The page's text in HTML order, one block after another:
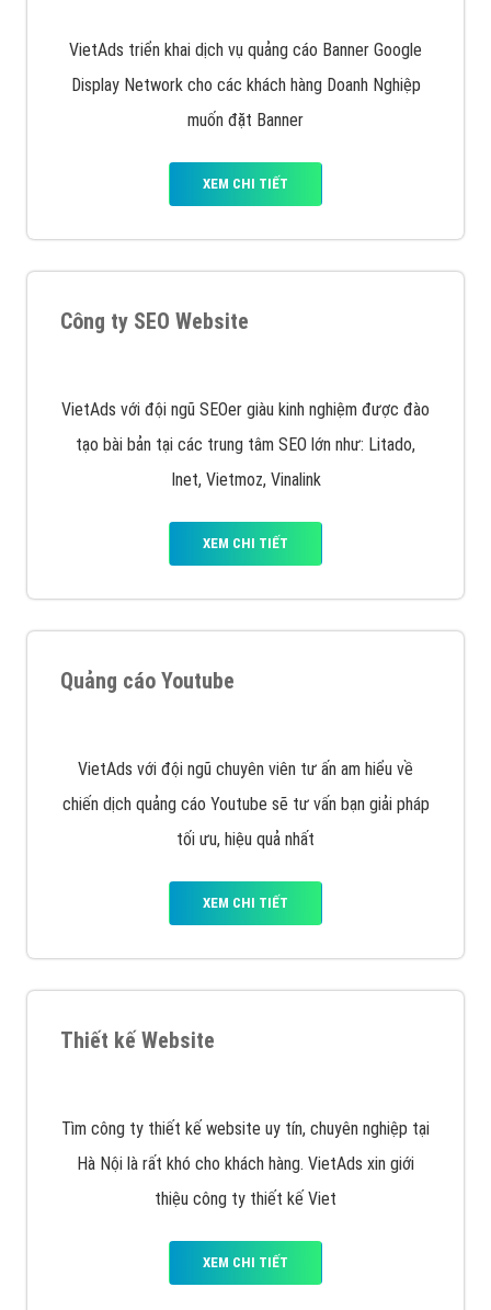
VietAds triển khai dịch vụ quảng cáo Banner Google
Display Network cho các khách hàng Doanh Nghiệp
muốn đặt Banner
XEM CHI TIẾT
Công ty SEO Website
VietAds với đội ngũ SEOer giàu kinh nghiệm được đào
tạo bài bản tại các trung tâm SEO lớn như: Litado,
Inet, Vietmoz, Vinalink
XEM CHI TIẾT
Quảng cáo Youtube
VietAds với đội ngũ chuyên viên tư ấn am hiểu về
chiến dịch quảng cáo Youtube sẽ tư vấn bạn giải pháp
tối ưu, hiệu quả nhất
XEM CHI TIẾT
Thiết kế Website
Tìm công ty thiết kế website uy tín, chuyên nghiệp tại
Hà Nội là rất khó cho khách hàng. VietAds xin giới
thiệu công ty thiết kế Viet
XEM CHI TIẾT